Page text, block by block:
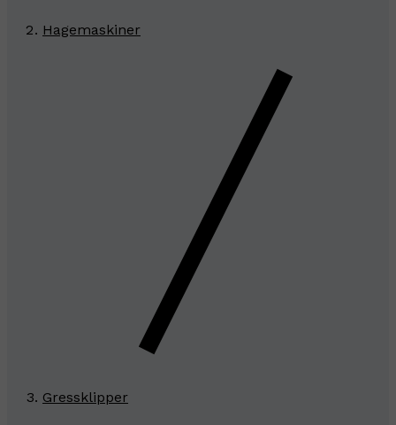
Hagemaskiner
Gressklipper